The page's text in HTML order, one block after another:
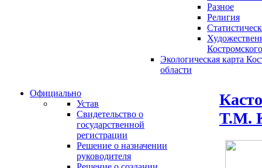
Разное
Религия
Экологическая карта
области
Официально
Устав
Свидетельство о
государственной
регистрации
Решение о назначении
руководителя
Т.М.